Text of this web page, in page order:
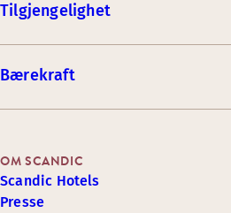
Tilgjengelighet
Bærekraft
OM SCANDIC
Scandic Hotels
Presse